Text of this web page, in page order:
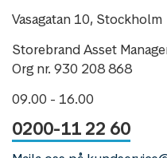
Vasagatan 10, Stockholm
Storebrand Asset
Org nr. 930 208 868
09.00 - 16.00
0200-11 22 60